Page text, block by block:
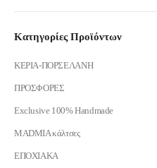
Κατηγορίες Προϊόντων
ΚΕΡΙΑ-ΠΟΡΣΕΛΑΝΗ
ΠΡΟΣΦΟΡΕΣ
Exclusive 100% Handmade
MADMIA κάλτσες
ΕΠΟΧΙΑΚΑ